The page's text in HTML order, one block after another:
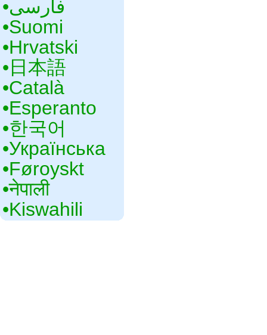
•‎فارسی
•‎Suomi
•‎Hrvatski
•‎日本語
•‎Català
•‎Esperanto
•‎한국어
•‎Українська
•‎Føroyskt
•‎नेपाली
•‎Kiswahili